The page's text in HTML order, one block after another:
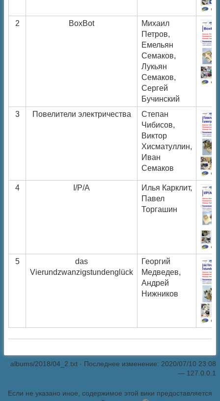
2 BoxBot
Михаил
Петров,
Емельян
Семаков,
Лукьян
Семаков,
Сергей
Бучинский
3
Повелители электричества
Степан
Чибисов,
Виктор
Хисматуллин,
Иван
Семаков
4 I/P/A
Илья Карклит,
Павел
Торгашин
5
das
Vierundzwanzigstundenglück
Георгий
Медведев,
Андрей
Нижников
albums/2018/04_2.txt · Последнее изменение: 2020/07/10 23:08
— 127.0.0.1
Если не указано иное, содержимое этой вики предоставляется